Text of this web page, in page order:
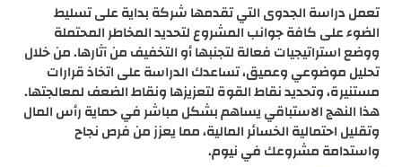
تعمل دراسة الجدوى التي تقدمها شركة بداية على تسليط
الضوء على كافة جوانب المشروع لتحديد المخاطر المحتملة
ووضع استراتيجيات فعالة لتجنبها أو التخفيف من آثارها. من خلال
تحليل موضوعي وعميق، تساعدك الدراسة على اتخاذ قرارات
مستنيرة، وتحديد نقاط القوة لتعزيزها ونقاط الضعف لمعالجتها.
هذا النهج الاستباقي يساهم بشكل مباشر في حماية رأس المال
وتقليل احتمالية الخسائر المالية، مما يعزز من فرص نجاح
واستدامة مشروعك في نيوم.